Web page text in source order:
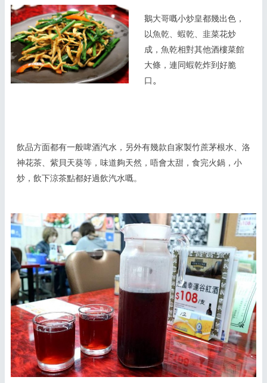
鵝大哥嘅小炒皇都幾出色，
以魚乾、蝦乾、韭菜花炒
成，魚乾相對其他酒樓菜館
大條，連同蝦乾炸到好脆
口 。
飲品方面都有一般啤酒汽水，另外有幾款自家製竹蔗茅根水、洛
神花茶、紫貝天葵等，味道夠天然，唔會太甜，食完火鍋，小
炒，飲下涼茶點都好過飲汽水嘅。